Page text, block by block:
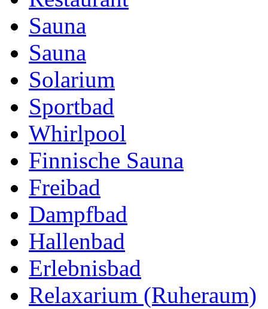
Sauna
Sauna
Solarium
Sportbad
Whirlpool
Finnische Sauna
Freibad
Dampfbad
Hallenbad
Erlebnisbad
Relaxarium (Ruheraum)